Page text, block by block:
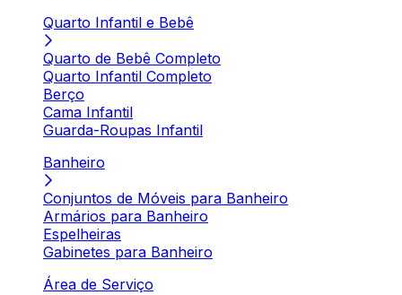
Quarto Infantil e Bebê
Quarto de Bebê Completo
Quarto Infantil Completo
Berço
Cama Infantil
Guarda-Roupas Infantil
Banheiro
Conjuntos de Móveis para Banheiro
Armários para Banheiro
Espelheiras
Gabinetes para Banheiro
Área de Serviço